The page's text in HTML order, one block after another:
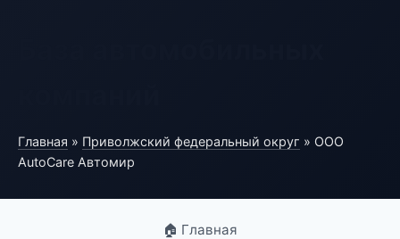
Главная » Приволжский федеральный округ » ООО
AutoCare Автомир
🏠 Главная